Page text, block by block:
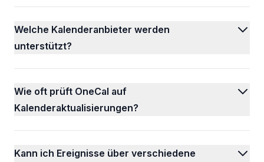
Welche Kalenderanbieter werden
unterstützt?
Wie oft prüft OneCal auf
Kalenderaktualisierungen?
Kann ich Ereignisse über verschiedene